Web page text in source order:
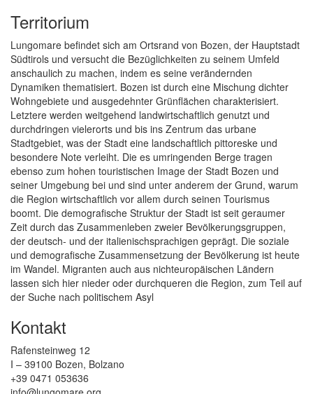
Territorium
Lungomare befindet sich am Ortsrand von Bozen, der Hauptstadt
Südtirols und versucht die Bezüglichkeiten zu seinem Umfeld
anschaulich zu machen, indem es seine verändernden
Dynamiken thematisiert. Bozen ist durch eine Mischung dichter
Wohngebiete und ausgedehnter Grünflächen charakterisiert.
Letztere werden weitgehend landwirtschaftlich genutzt und
durchdringen vielerorts und bis ins Zentrum das urbane
Stadtgebiet, was der Stadt eine landschaftlich pittoreske und
besondere Note verleiht. Die es umringenden Berge tragen
ebenso zum hohen touristischen Image der Stadt Bozen und
seiner Umgebung bei und sind unter anderem der Grund, warum
die Region wirtschaftlich vor allem durch seinen Tourismus
boomt. Die demografische Struktur der Stadt ist seit geraumer
Zeit durch das Zusammenleben zweier Bevölkerungsgruppen,
der deutsch- und der italienischsprachigen geprägt. Die soziale
und demografische Zusammensetzung der Bevölkerung ist heute
im Wandel. Migranten auch aus nichteuropäischen Ländern
lassen sich hier nieder oder durchqueren die Region, zum Teil auf
der Suche nach politischem Asyl
Kontakt
Rafensteinweg 12
I – 39100 Bozen, Bolzano
+39 0471 053636